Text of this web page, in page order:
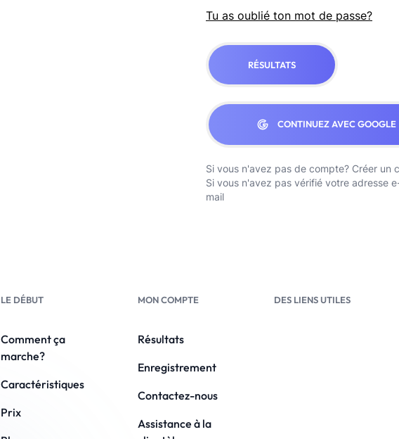
Tu as oublié ton mot de passe?
RÉSULTATS
CONTINUEZ AVEC GOOGLE
Si vous n'avez pas de compte? Créer un
Si vous n'avez pas vérifié votre adresse
mail
LE DÉBUT
Comment ça
marche?
Caractéristiques
Prix
MON COMPTE
Résultats
Enregistrement
Contactez-nous
Assistance à la
DES LIENS UTILES